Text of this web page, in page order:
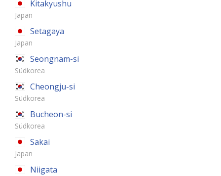
Kitakyushu
Japan
Setagaya
Japan
Seongnam-si
Südkorea
Cheongju-si
Südkorea
Bucheon-si
Südkorea
Sakai
Japan
Niigata